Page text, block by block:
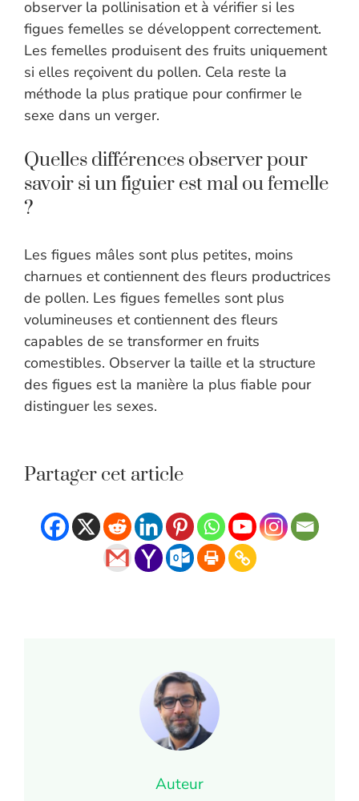
observer la pollinisation et à vérifier si les
figues femelles se développent correctement.
Les femelles produisent des fruits uniquement
si elles reçoivent du pollen. Cela reste la
méthode la plus pratique pour confirmer le
sexe dans un verger.
Quelles différences observer pour
savoir si un figuier est mal ou femelle
?
Les figues mâles sont plus petites, moins
charnues et contiennent des fleurs productrices
de pollen. Les figues femelles sont plus
volumineuses et contiennent des fleurs
capables de se transformer en fruits
comestibles. Observer la taille et la structure
des figues est la manière la plus fiable pour
distinguer les sexes.
Partager cet article
Auteur